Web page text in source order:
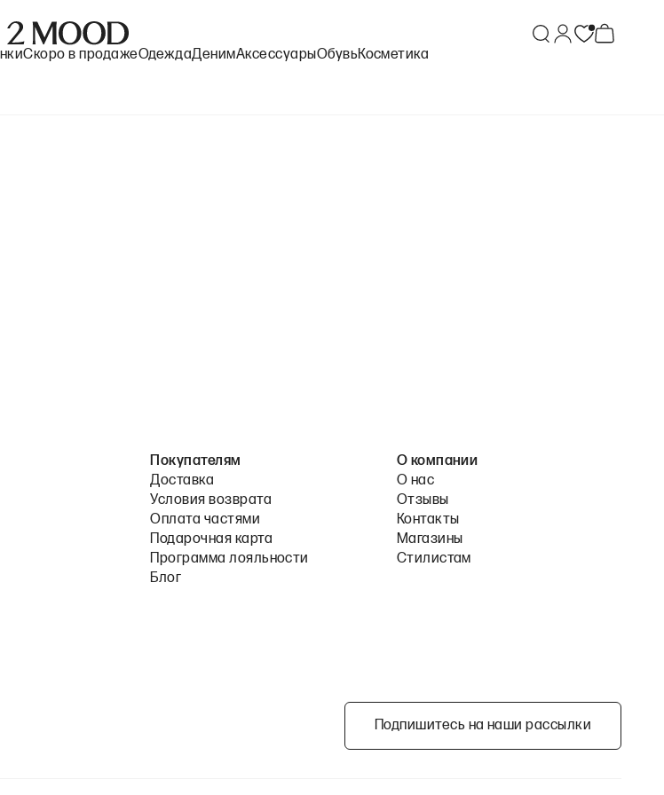
Скоро в продажеОдеждаДенимАксессуарыОбувьКосметика
Покупателям
Доставка
Условия возврата
Оплата частями
Подарочная карта
Программа лояльности
Блог
О компании
О нас
Отзывы
Контакты
Магазины
Стилистам
Подпишитесь на наши рассылки